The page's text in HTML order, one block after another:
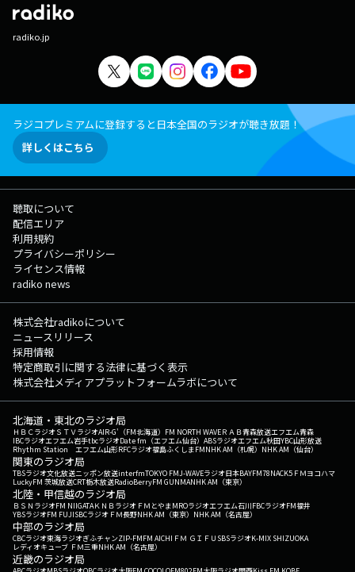
radiko.jp
ラジコプレミアムに登録すると日本全国のラジオが聴き放題！
詳しくはこちら
聴取について
配信エリア
利用規約
プライバシーポリシー
ライセンス情報
radiko news
株式会社radikoについて
ニュースリリース
採用情報
特定商取引に関する法律に基づく表示
株式会社メディアプラットフォームラボについて
北海道・東北のラジオ局
ＨＢＣラジオＳＴＶラジオAIR-G'（FM北海道） FM NORTH WAVEＲＡＢ青森放送エフエム青森
IBCラジオエフエム岩手tbcラジオDate fm（エフエム仙台） ABSラジオエフエム秋田YBC山形放送
Rhythm Station エフエム山形RFCラジオ福島ふくしまFMNHK AM（札幌） NHK AM（仙台）
関東のラジオ局
TBSラジオ文化放送ニッポン放送interfmTOKYO FMJ-WAVEラジオ日本BAYFM78NACK5 ＦＭヨコハマ
LuckyFM 茨城放送CRT栃木放送RadioBerryFM GUNMANHK AM（東京）
北陸・甲信越のラジオ局
ＢＳＮラジオFM NIIGATAＫＮＢラジオ ＦＭとやまMROラジオエフエム石川FBCラジオFM福井
YBSラジオFM FUJISBCラジオ ＦＭ長野NHK AM（東京） NHK AM（名古屋）
中部のラジオ局
CBCラジオ東海ラジオぎふチャンZIP-FMFM AICHI ＦＭ ＧＩＦＵ SBSラジオK-MIX SHIZUOKA
レディオキューブ ＦＭ三重NHK AM（名古屋）
近畿のラジオ局